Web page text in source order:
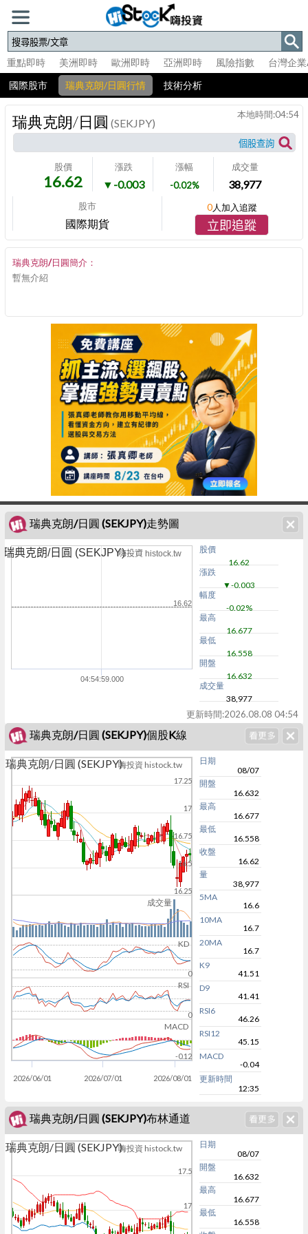
重點即時 美洲即時 歐洲即時 亞洲即時 風險指數
台灣企
國際股市
瑞典克朗/日圓行情 技術分析
瑞典克朗/日圓 (SEKJPY)
股價
16.62
漲跌
▼-0.003
漲幅
-0.02%
成交量
38,977
股市
國際期貨
本地時間:04:54
0人加入追蹤
立即追蹤
瑞典克朗/日圓簡介：
暫無介紹
瑞典克朗/日圓 (SEKJPY)走勢圖
瑞典克朗/日圓 (SEKJPY)嗨投資 histock.tw
04:54:59.000
16.62
股價
16.62
漲跌
▼-0.003
幅度
-0.02%
最高
16.677
最低
16.558
開盤
16.632
成交量
38,977
更新時間:2026.08.08 04:54
瑞典克朗/日圓 (SEKJPY)個股K線
成交量
KD
RSI
MACD
瑞典克朗/日圓 (SEKJPY)嗨投資 histock.tw
2026/06/01 2026/07/01 2026/08/01
16.25
16.5
16.75
17
17.25
0
0
-0.12
日期
08/07
開盤
16.632
最高
16.677
最低
16.558
收盤
16.62
量
38,977
5MA
16.6
10MA
16.7
20MA
16.7
K9
41.51
D9
41.41
RSI6
46.26
RSI12
45.15
MACD
-0.04
更新時間
12:35
瑞典克朗/日圓 (SEKJPY)布林通道
瑞典克朗/日圓 (SEKJPY)嗨投資 histock.tw
17
17.5
日期
08/07
開盤
16.632
最高
16.677
最低
16.558